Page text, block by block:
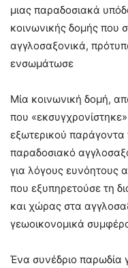
μιας παραδοσιακά
κοινωνικής δομής που
αγγλοσαξονικά,
ενσωμάτωσε
Μία κοινωνική δομή,
που «εκσυγχρονίστηκε»
εξωτερικού
παραδοσιακό
για λόγους ευνόητους
που εξυπηρετούσε τη
και χώρας στα
γεωοικονομικά
Ένα συνέδριο παρωδία